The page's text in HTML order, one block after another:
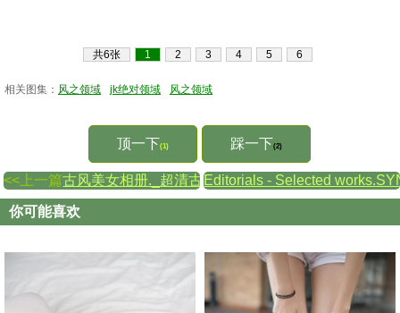
共6张 1 2 3 4 5 6
相关图集： 风之领域 jk绝对领域 风之领域
顶一下(1) 踩一下(2)
<<上一篇古风美女相册._超清古风美女Editorials - Selected
你可能喜欢